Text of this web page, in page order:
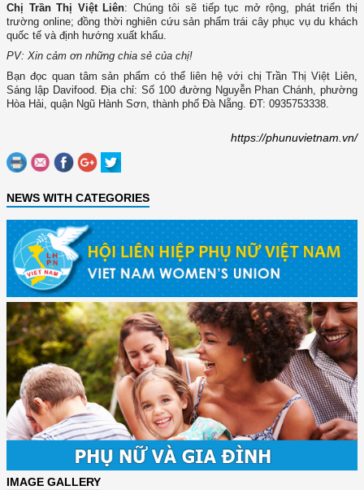
Chị Trần Thị Việt Liên: Chúng tôi sẽ tiếp tục mở rộng, phát triển thị
trường online; đồng thời nghiên cứu sản phẩm trái cây phục vụ du khách
quốc tế và định hướng xuất khẩu.
PV: Xin cảm ơn những chia sẻ của chị!
Bạn đọc quan tâm sản phẩm có thể liên hệ với chị Trần Thị Việt Liên,
Sáng lập Davifood. Địa chỉ: Số 100 đường Nguyễn Phan Chánh, phường
Hòa Hải, quận Ngũ Hành Sơn, thành phố Đà Nẵng. ĐT: 0935753338.
https://phunuvietnam.vn/
NEWS WITH CATEGORIES
IMAGE GALLERY